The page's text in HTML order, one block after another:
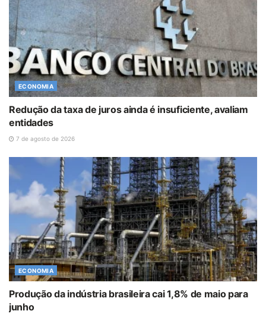
ECONOMIA
Redução da taxa de juros ainda é insuficiente, avaliam
entidades
7 de agosto de 2026
ECONOMIA
Produção da indústria brasileira cai 1,8% de maio para
junho